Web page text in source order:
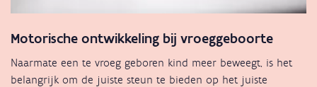
Motorische ontwikkeling bij vroeggeboorte
Naarmate een te vroeg geboren kind meer beweegt, is het
belangrijk om de juiste steun te bieden op het juiste